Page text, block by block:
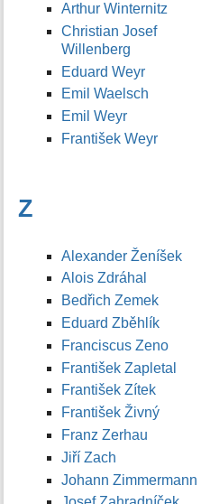
Arthur Winternitz
Christian Josef
Willenberg
Eduard Weyr
Emil Waelsch
Emil Weyr
František Weyr
Z
Alexander Ženíšek
Alois Zdráhal
Bedřich Zemek
Eduard Zběhlík
Franciscus Zeno
František Zapletal
František Zítek
František Živný
Franz Zerhau
Jiří Zach
Johann Zimmermann